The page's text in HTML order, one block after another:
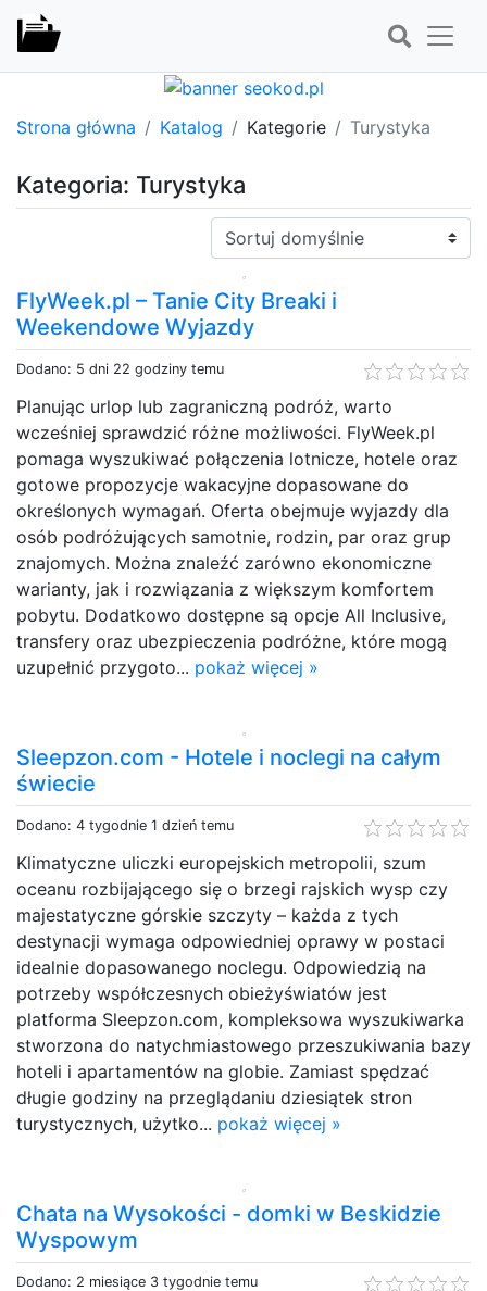
Strona główna Katalog Kategorie Turystyka
Kategoria: Turystyka
Sortuj:
FlyWeek.pl – Tanie City Breaki i
Weekendowe Wyjazdy
Dodano: 5 dni 22 godziny temu
Planując urlop lub zagraniczną podróż, warto
wcześniej sprawdzić różne możliwości. FlyWeek.pl
pomaga wyszukiwać połączenia lotnicze, hotele oraz
gotowe propozycje wakacyjne dopasowane do
określonych wymagań. Oferta obejmuje wyjazdy dla
osób podróżujących samotnie, rodzin, par oraz grup
znajomych. Można znaleźć zarówno ekonomiczne
warianty, jak i rozwiązania z większym komfortem
pobytu. Dodatkowo dostępne są opcje All Inclusive,
transfery oraz ubezpieczenia podróżne, które mogą
uzupełnić przygoto... pokaż więcej »
Sleepzon.com - Hotele i noclegi na całym
świecie
Dodano: 4 tygodnie 1 dzień temu
Klimatyczne uliczki europejskich metropolii, szum
oceanu rozbijającego się o brzegi rajskich wysp czy
majestatyczne górskie szczyty – każda z tych
destynacji wymaga odpowiedniej oprawy w postaci
idealnie dopasowanego noclegu. Odpowiedzią na
potrzeby współczesnych obieżyświatów jest
platforma Sleepzon.com, kompleksowa wyszukiwarka
stworzona do natychmiastowego przeszukiwania bazy
hoteli i apartamentów na globie. Zamiast spędzać
długie godziny na przeglądaniu dziesiątek stron
turystycznych, użytko... pokaż więcej »
Chata na Wysokości - domki w Beskidzie
Wyspowym
Dodano: 2 miesiące 3 tygodnie temu